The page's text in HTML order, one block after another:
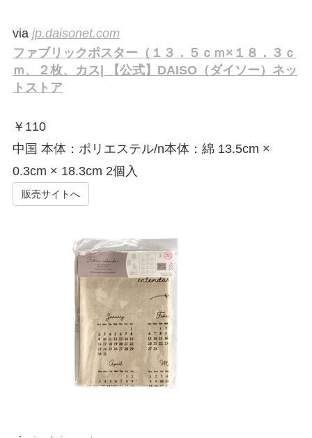
via jp.daisonet.com
ファブリックポスター（１３．５ｃｍ×１８．３ｃ
ｍ、２枚、カス| 【公式】DAISO（ダイソー）ネッ
トストア
￥ 110
中国 本体：ポリエステル/n本体：綿 13.5cm ×
0.3cm × 18.3cm 2個入
販売サイトへ